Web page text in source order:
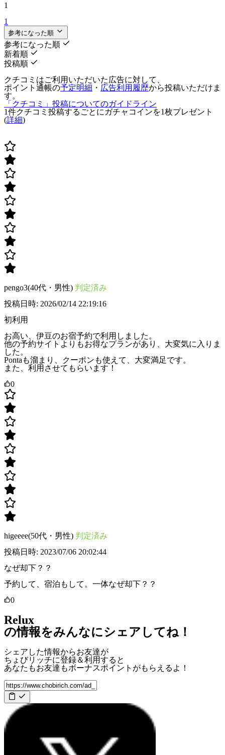
1
1
参考になった順
参考になった順
新着順
投稿順
クチコミはご利用いただいた広告に対して、
ポイント通帳の予定明細 ・ 広告利用履歴から投稿いただけま
す。
「クチコミ」投稿についてのガイドライン
1件クチコミ投稿するごとに ガチャコインを1枚プレゼント
(詳細)
pengo3(40代・男性) 判定済み
投稿日時: 2026/02/14 22:19:16
初利用
お高い、伊豆のお宿予約で利用しました。
他の予約サイトよりもお得なプランがあり、大変気に入りま
した。
Pontaも溜まり、クーポンも使えて、大変満足です。
また、利用させてもらいます！
0
higeeee(50代・男性) 判定済み
投稿日時: 2023/07/06 20:02:44
なぜ却下？？
予約して、宿泊もして。一体なぜ却下？？
0
Relux
の情報をみんなにシェアしてね！
シェアした情報からお友達が
ちょびリッチに登録＆利用すると
あなたもお友達もボーナスポイント がもらえるよ！